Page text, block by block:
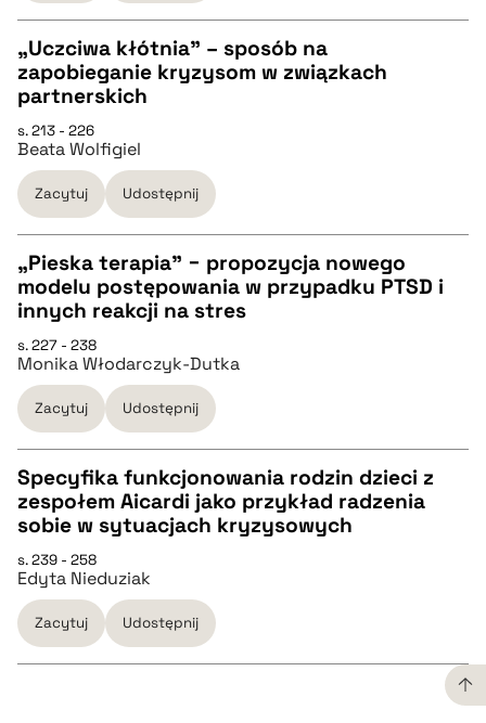
pobierz cytat
CZYSTY TEKST
pobierz cytat
BIBTEX
pobierz cytat
„Uczciwa kłótnia” – sposób na
zapobieganie kryzysom w związkach
partnerskich
s. 213 - 226
Beata Wolfigiel
Zacytuj Udostępnij
CZYSTY TEKST
pobierz cytat
BIBTEX
pobierz cytat
„Pieska terapia” − propozycja nowego
modelu postępowania w przypadku PTSD i
innych reakcji na stres
s. 227 - 238
Monika Włodarczyk-Dutka
Zacytuj Udostępnij
CZYSTY TEKST
pobierz cytat
BIBTEX
Specyfika funkcjonowania rodzin dzieci z
zespołem Aicardi jako przykład radzenia
sobie w sytuacjach kryzysowych
s. 239 - 258
Edyta Nieduziak
Zacytuj Udostępnij